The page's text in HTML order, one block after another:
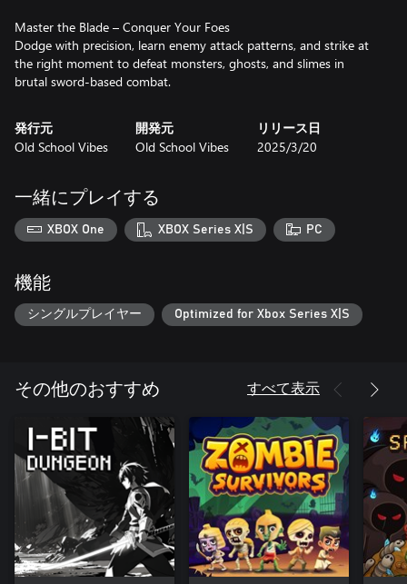
Master the Blade – Conquer Your Foes
Dodge with precision, learn enemy attack patterns, and strike at
the right moment to defeat monsters, ghosts, and slimes in
brutal sword-based combat.
発行元
Old School Vibes
開発元
Old School Vibes
リリース日
2025/3/20
一緒にプレイする
XBOX One XBOX Series X|S PC
機能
シングルプレイヤー Optimized for Xbox Series X|S
その他のおすすめ すべて表示